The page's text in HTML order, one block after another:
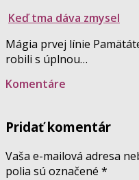
Keď tma dáva zmysel
Mágia prvej línie
robili s úplnou…
Komentáre
Pridať komentár
Vaša e-mailová adresa
polia sú označené *